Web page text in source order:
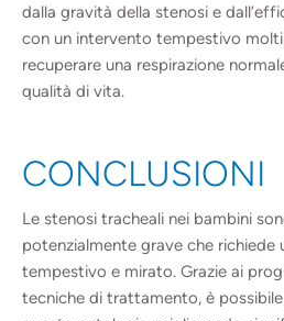
dalla gravità della stenosi e
con un intervento tempestivo
recuperare una respirazione
qualità di vita.
CONCLUSIONI
Le stenosi tracheali nei bambini
potenzialmente grave che richiede
tempestivo e mirato. Grazie ai
tecniche di trattamento, è